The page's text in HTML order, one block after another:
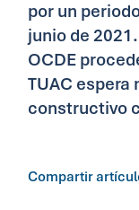
por un
junio de
OCDE
TUAC
constructivo
Compartir